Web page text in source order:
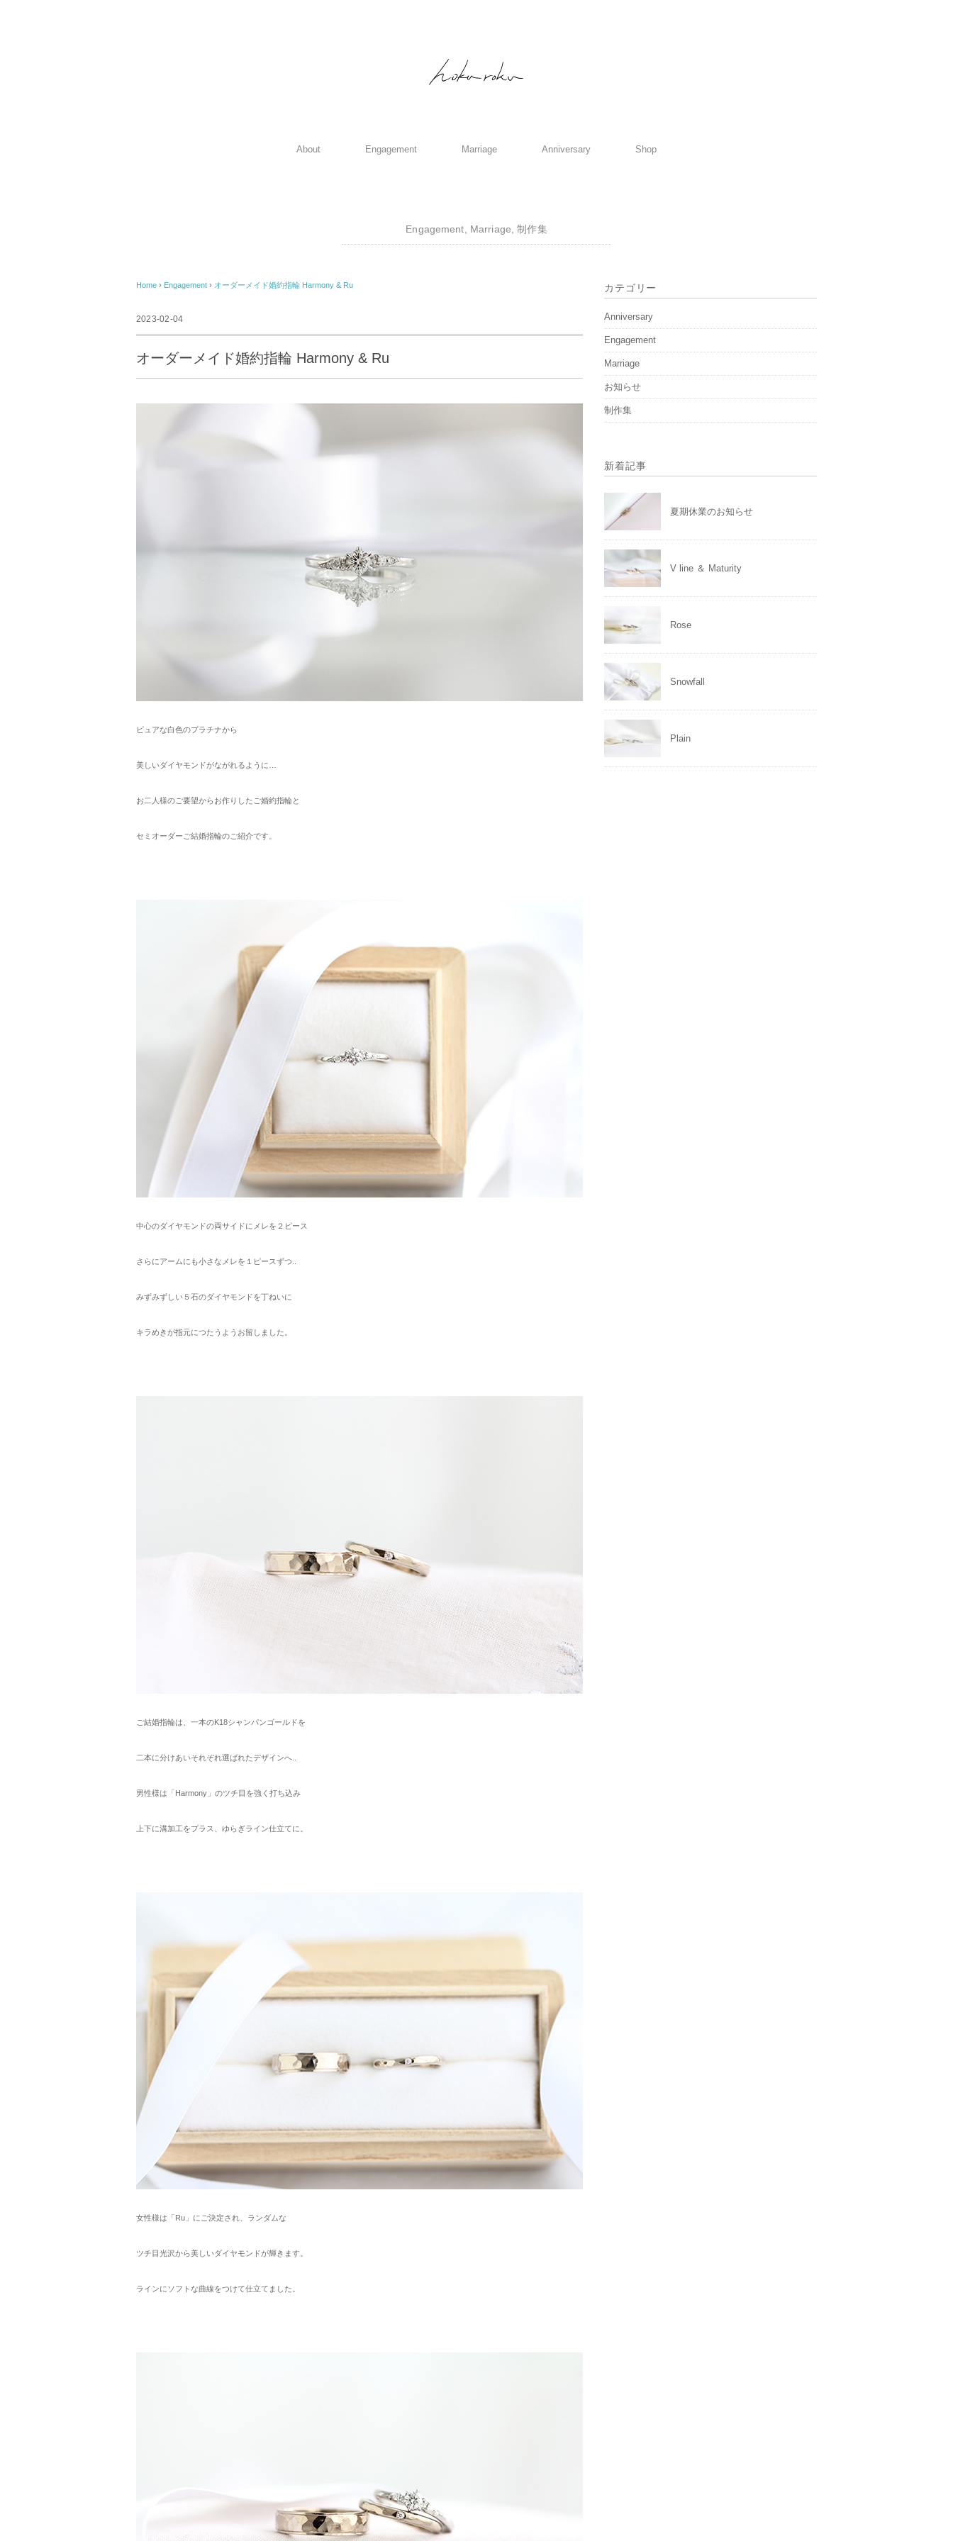
About Engagement Marriage Anniversary Shop
Engagement Marriage ,制作集
Home › Engagement › オーダーメイド婚約指輪 Harmony & Ru
2023-02-04
オーダーメイド婚約指輪 Harmony & Ru
ピュアな白色のプラチナから
美しいダイヤモンドがながれるように…
お二人様のご要望からお作りしたご婚約指輪と
セミオーダーご結婚指輪のご紹介です。
中心のダイヤモンドの両サイドにメレを２ピース
さらにアームにも小さなメレを１ピースずつ..
みずみずしい５石のダイヤモンドを丁ねいに
キラめきが指元につたうようお留しました。
ご結婚指輪は、一本のK18シャンパンゴールドを
二本に分けあいそれぞれ選ばれたデザインへ..
男性様は「Harmony」のツチ目を強く打ち込み
上下に溝加工をプラス、ゆらぎライン仕立てに。
女性様は「Ru」にご決定され、ランダムな
ツチ目光沢から美しいダイヤモンドが輝きます。
ラインにソフトな曲線をつけて仕立てました。
カテゴリー
Anniversary
Engagement
Marriage
お知らせ
制作集
新着記事
夏期休業のお知らせ
V line ＆ Maturity
Rose
Snowfall
Plain